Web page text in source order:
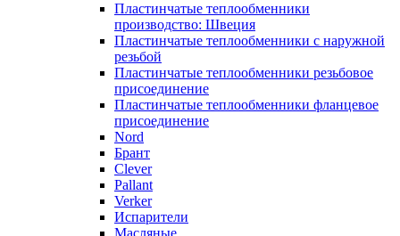
Пластинчатые теплообменники
производство: Швеция
Пластинчатые теплообменники с наружной
резьбой
Пластинчатые теплообменники резьбовое
присоединение
Пластинчатые теплообменники фланцевое
присоединение
Nord
Брант
Clever
Pallant
Verker
Испарители
Масляные